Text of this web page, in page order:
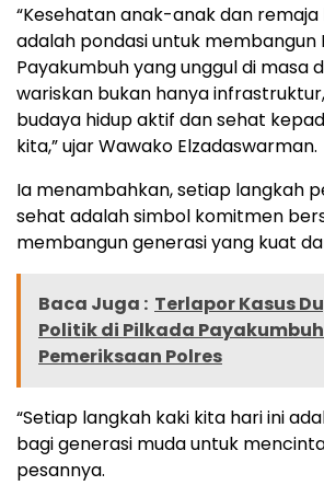
“Kesehatan anak-anak dan remaja
adalah pondasi untuk membangun
Payakumbuh yang unggul di masa
wariskan bukan hanya
budaya hidup aktif dan sehat
kita,” ujar Wawako Elzadaswarman.
Ia menambahkan, setiap langkah
sehat adalah simbol komitmen
membangun generasi yang kuat
Baca Juga : Terlapor Kasus
Politik di Pilkada
Pemeriksaan Polres
“Setiap langkah kaki kita hari ini
bagi generasi muda untuk
pesannya.